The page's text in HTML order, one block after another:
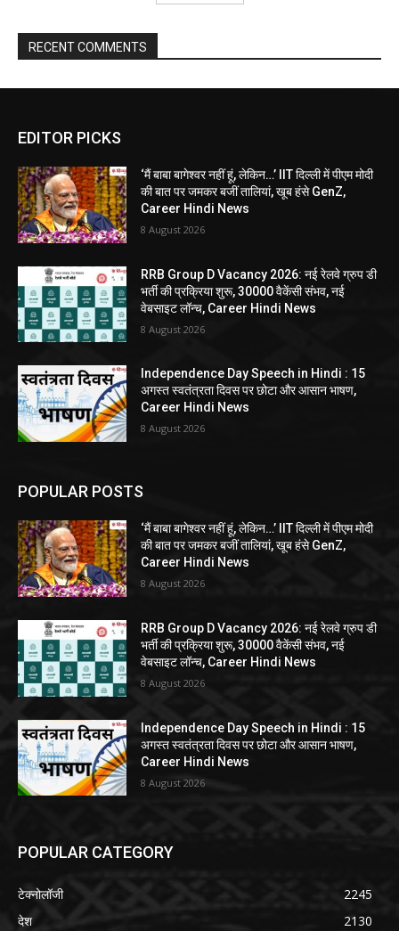
RECENT COMMENTS
EDITOR PICKS
‘मैं बाबा बागेश्वर नहीं हूं, लेकिन…’ IIT दिल्ली में पीएम मोदी
की बात पर जमकर बजीं तालियां, खूब हंसे GenZ,
Career Hindi News
8 August 2026
RRB Group D Vacancy 2026: नई रेलवे ग्रुप डी
भर्ती की प्रक्रिया शुरू, 30000 वैकेंसी संभव, नई
वेबसाइट लॉन्च, Career Hindi News
8 August 2026
Independence Day Speech in Hindi : 15
अगस्त स्वतंत्रता दिवस पर छोटा और आसान भाषण,
Career Hindi News
8 August 2026
POPULAR POSTS
‘मैं बाबा बागेश्वर नहीं हूं, लेकिन…’ IIT दिल्ली में पीएम मोदी
की बात पर जमकर बजीं तालियां, खूब हंसे GenZ,
Career Hindi News
8 August 2026
RRB Group D Vacancy 2026: नई रेलवे ग्रुप डी
भर्ती की प्रक्रिया शुरू, 30000 वैकेंसी संभव, नई
वेबसाइट लॉन्च, Career Hindi News
8 August 2026
Independence Day Speech in Hindi : 15
अगस्त स्वतंत्रता दिवस पर छोटा और आसान भाषण,
Career Hindi News
8 August 2026
POPULAR CATEGORY
टेक्नोलॉजी
2245
देश
2130